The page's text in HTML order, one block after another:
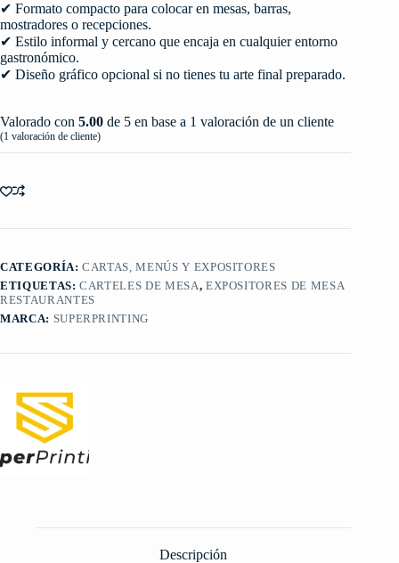
✔ Formato compacto para colocar en mesas, barras,
mostradores o recepciones.
✔ Estilo informal y cercano que encaja en cualquier entorno
gastronómico.
✔ Diseño gráfico opcional si no tienes tu arte final preparado.
Valorado con 5.00 de 5 en base a 1 valoración de un cliente
(1 valoración de cliente)
CATEGORÍA:CARTAS, MENÚS Y EXPOSITORES
ETIQUETAS:CARTELES DE MESA, EXPOSITORES DE MESA
RESTAURANTES
MARCA: SUPERPRINTING
Descripción